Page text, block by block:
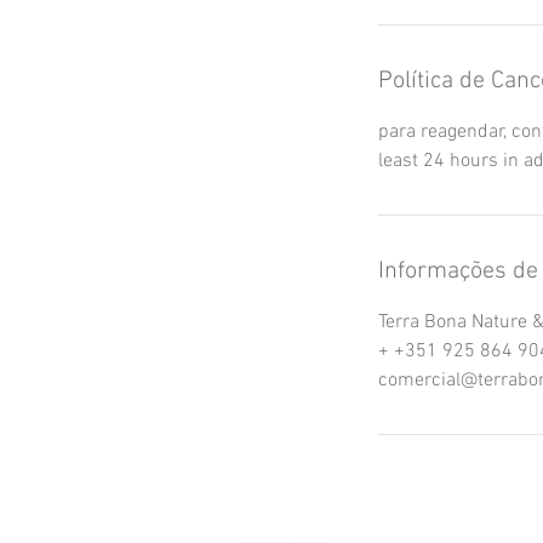
Política de
para reagendar,
least 24 hours in
Informações
Terra Bona Nature
+ +351 925 864